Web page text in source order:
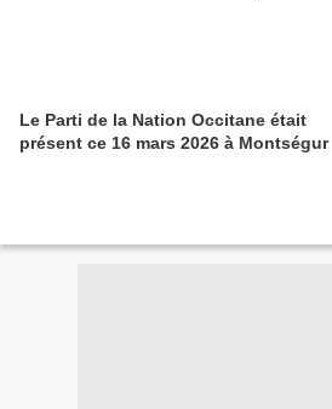
Le Parti de la Nation Occitane était
présent ce 16 mars 2026 à Montségur